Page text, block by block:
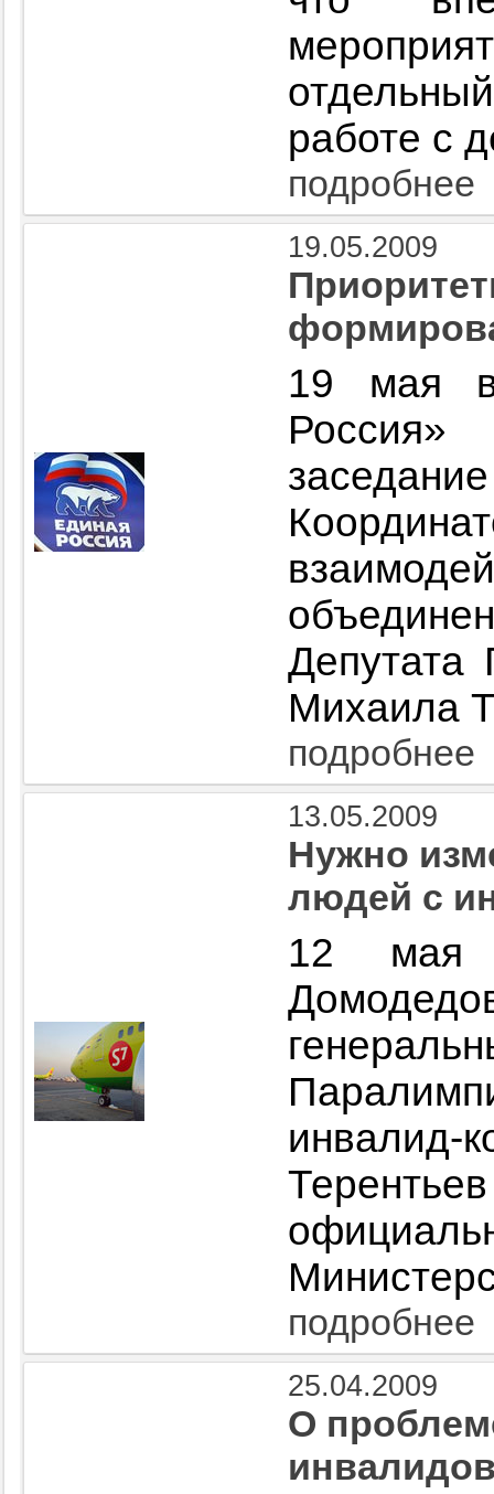
работе с
подробнее
19.05.2009
19 мая
Россия»
Депутата
Михаила
подробнее
13.05.2009
Нужно
людей с
12 мая
подробнее
25.04.2009
О